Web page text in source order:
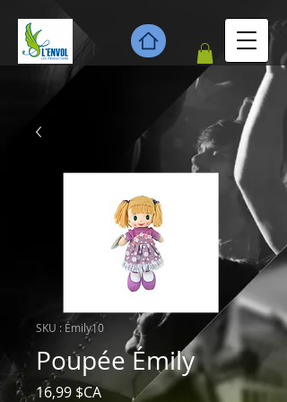
SKU : Émily10
Poupée Émily
16,99 $CAPrix